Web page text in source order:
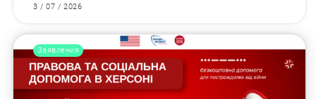
3 / 07 / 2026
Заявления